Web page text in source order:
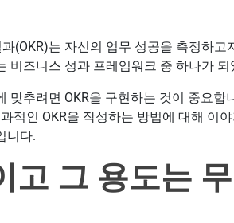
(OKR)는 자신의 업무 성공을 측정하고
비즈니스 성과 프레임워크 중 하나가 되
맞추려면 OKR을 구현하는 것이 중요합
적인 OKR을 작성하는 방법에 대해 이
니다.
고 그 용도는